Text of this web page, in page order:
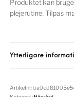
Produktet kan
plejerutine. Tilpas
Ytterligare
Artikelnr: